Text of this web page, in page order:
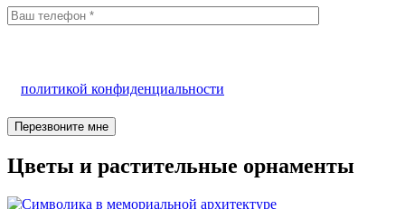
политикой конфиденциальности
Цветы и растительные орнаменты